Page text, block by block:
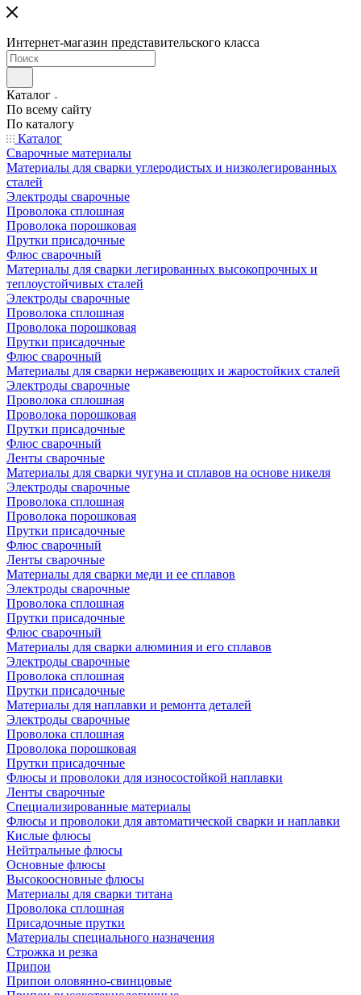
Интернет-магазин представительского класса
Каталог
По всему сайту
По каталогу
Каталог
Сварочные материалы
Материалы для сварки углеродистых и низколегированных
сталей
Электроды сварочные
Проволока сплошная
Проволока порошковая
Прутки присадочные
Флюс сварочный
Материалы для сварки легированных высокопрочных и
теплоустойчивых сталей
Электроды сварочные
Проволока сплошная
Проволока порошковая
Прутки присадочные
Флюс сварочный
Материалы для сварки нержавеющих и жаростойких сталей
Электроды сварочные
Проволока сплошная
Проволока порошковая
Прутки присадочные
Флюс сварочный
Ленты сварочные
Материалы для сварки чугуна и сплавов на основе никеля
Электроды сварочные
Проволока сплошная
Проволока порошковая
Прутки присадочные
Флюс сварочный
Ленты сварочные
Материалы для сварки меди и ее сплавов
Электроды сварочные
Проволока сплошная
Прутки присадочные
Флюс сварочный
Материалы для сварки алюминия и его сплавов
Электроды сварочные
Проволока сплошная
Прутки присадочные
Материалы для наплавки и ремонта деталей
Электроды сварочные
Проволока сплошная
Проволока порошковая
Прутки присадочные
Флюсы и проволоки для износостойкой наплавки
Ленты сварочные
Специализированные материалы
Флюсы и проволоки для автоматической сварки и наплавки
Кислые флюсы
Нейтральные флюсы
Основные флюсы
Высокоосновные флюсы
Материалы для сварки титана
Проволока сплошная
Присадочные прутки
Материалы специального назначения
Строжка и резка
Припои
Припои оловянно-свинцовые